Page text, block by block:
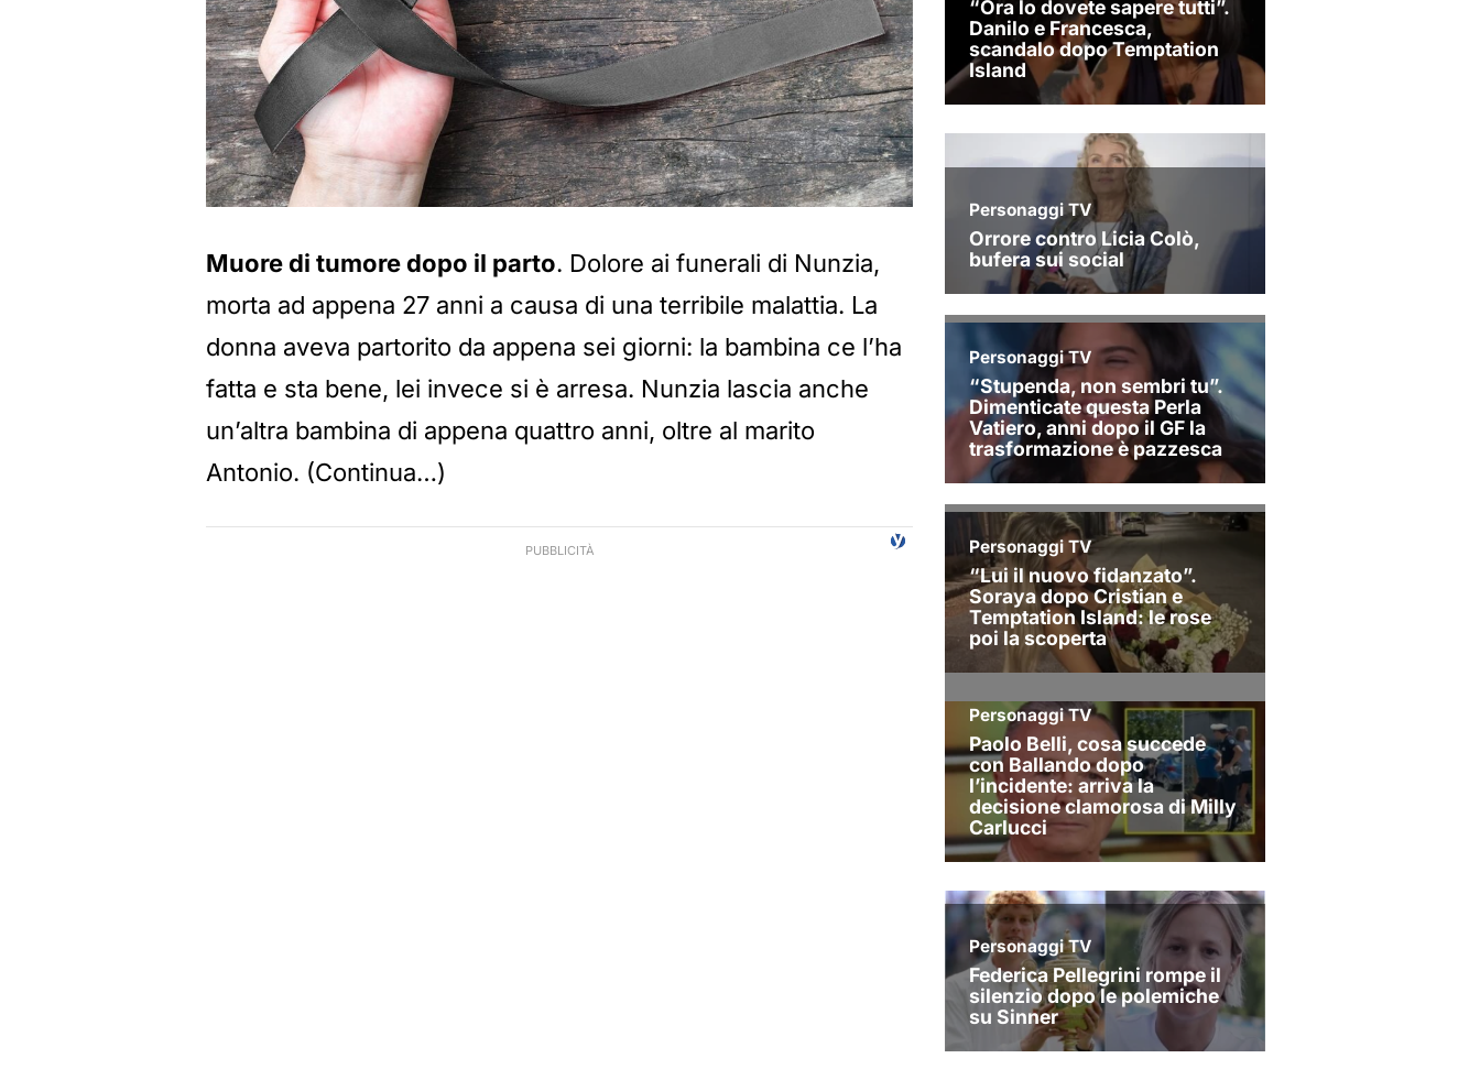
Muore di tumore dopo il parto. Dolore ai funerali di Nunzia,
morta ad appena 27 anni a causa di una terribile malattia. La
donna aveva partorito da appena sei giorni: la bambina ce l’ha
fatta e sta bene, lei invece si è arresa. Nunzia lascia anche
un’altra bambina di appena quattro anni, oltre al marito
Antonio. (Continua…)